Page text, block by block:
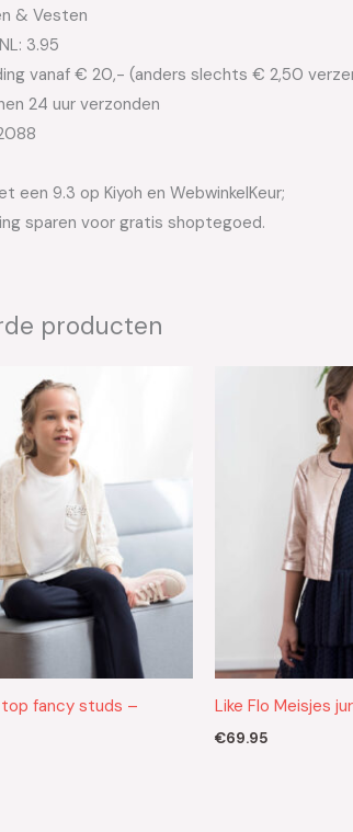
& Vesten
3.95
vanaf € 20,- (anders slechts € 2,50
24 uur verzonden
een 9.3 op Kiyoh en WebwinkelKeur;
sparen voor gratis shoptegoed.
producten
top fancy studs –
Like Flo Meisjes
€69.95